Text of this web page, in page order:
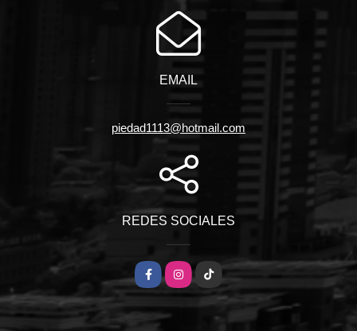
EMAIL
piedad1113@hotmail.com
REDES SOCIALES
FacebookInstagram
TikTok